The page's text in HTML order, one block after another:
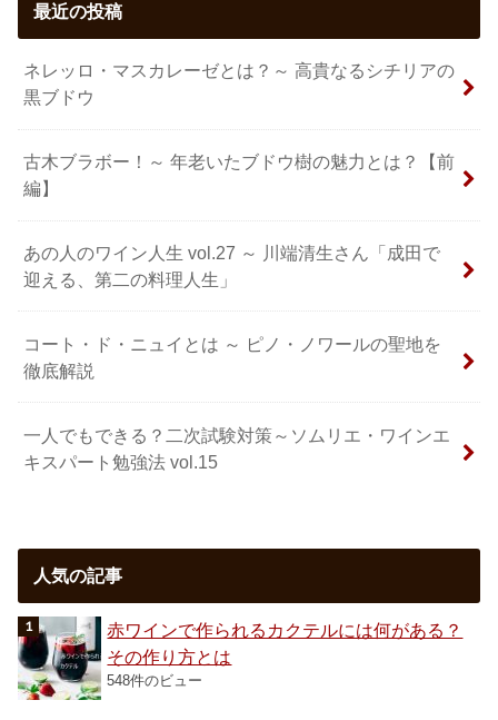
最近の投稿
ネレッロ・マスカレーゼとは？～ 高貴なるシチリアの
黒ブドウ
古木ブラボー！～ 年老いたブドウ樹の魅力とは？【前
編】
あの人のワイン人生 vol.27 ～ 川端清生さん「成田で
迎える、第二の料理人生」
コート・ド・ニュイとは ～ ピノ・ノワールの聖地を
徹底解説
一人でもできる？二次試験対策～ソムリエ・ワインエ
キスパート勉強法 vol.15
人気の記事
赤ワインで作られるカクテルには何がある？
その作り方とは
548件のビュー